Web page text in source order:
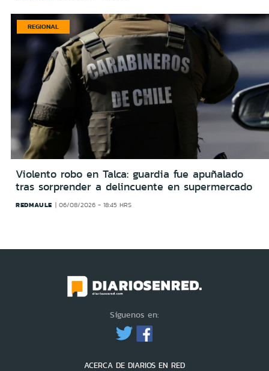
REGIONAL
Violento robo en Talca: guardia fue apuñalado
tras sorprender a delincuente en supermercado
REDMAULE 06/08/2026 - 18:45 HRS
Síguenos en:
ACERCA DE DIARIOS EN RED